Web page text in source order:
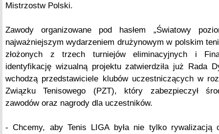
Mistrzostw Polski.
Zawody organizowane pod hasłem „Światowy
najważniejszym wydarzeniem drużynowym w polskim
złożonych z trzech turniejów eliminacyjnych i
identyfikację wizualną projektu zatwierdziła już Rada
wchodzą przedstawiciele klubów uczestniczących w
Związku Tenisowego (PZT), który zabezpieczył
zawodów oraz nagrody dla uczestników.
- Chcemy, aby Tenis LIGA była nie tylko rywalizacją